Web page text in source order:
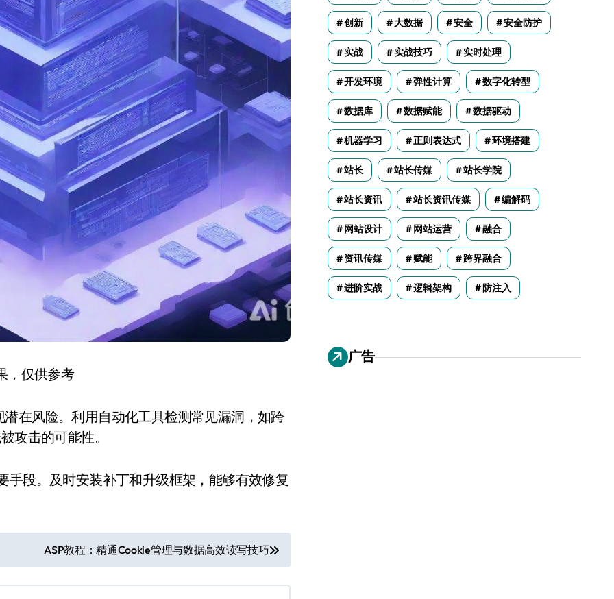
，仅供参考
在风险。利用自动化工具检测常见漏洞，如跨
攻击的可能性。
手段。及时安装补丁和升级框架，能够有效修复
ASP教程：精通Cookie管理与数据高效读写技巧
创新 大数据 安全 安全防护
实战 实战技巧 实时处理
开发环境 弹性计算 数字化转型
数据库 数据赋能 数据驱动
机器学习 正则表达式 环境搭建
站长 站长传媒 站长学院
站长资讯 站长资讯传媒 编解码
网站设计 网站运营 融合
资讯传媒 赋能 跨界融合
进阶实战 逻辑架构 防注入
广告